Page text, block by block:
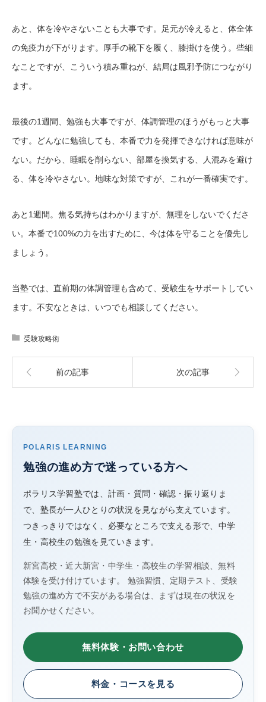
あと、体を冷やさないことも大事です。足元が冷えると、体全体
の免疫力が下がります。厚手の靴下を履く、膝掛けを使う。些細
なことですが、こういう積み重ねが、結局は風邪予防につながり
ます。
最後の1週間、勉強も大事ですが、体調管理のほうがもっと大事
です。どんなに勉強しても、本番で力を発揮できなければ意味が
ない。だから、睡眠を削らない、部屋を換気する、人混みを避け
る、体を冷やさない。地味な対策ですが、これが一番確実です。
あと1週間。焦る気持ちはわかりますが、無理をしないでくださ
い。本番で100%の力を出すために、今は体を守ることを優先し
ましょう。
当塾では、直前期の体調管理も含めて、受験生をサポートしてい
ます。不安なときは、いつでも相談してください。
受験攻略術
前の記事 次の記事
POLARIS LEARNING
勉強の進め方で迷っている方へ
ポラリス学習塾では、計画・質問・確認・振り返りま
で、塾長が一人ひとりの状況を見ながら支えています。
つきっきりではなく、必要なところで支える形で、中学
生・高校生の勉強を見ていきます。
新宮高校・近大新宮・中学生・高校生の学習相談、無料
体験を受け付けています。 勉強習慣、定期テスト、受験
勉強の進め方で不安がある場合は、まずは現在の状況を
お聞かせください。
無料体験・お問い合わせ
料金・コースを見る